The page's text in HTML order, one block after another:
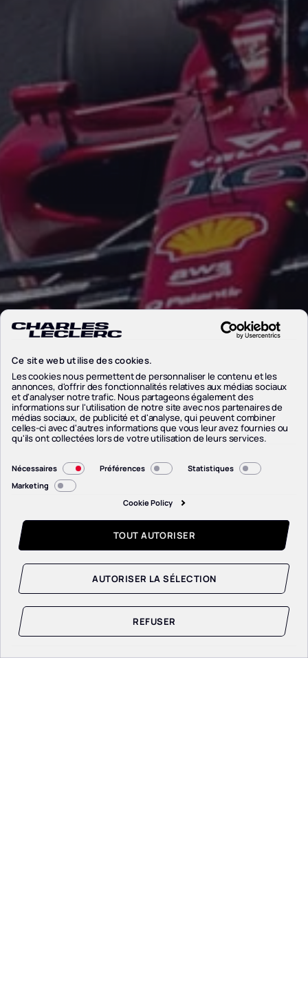
Ce site web utilise des cookies.
Les cookies nous permettent de personnaliser le contenu et les
annonces, d'offrir des fonctionnalités relatives aux médias sociaux
et d'analyser notre trafic. Nous partageons également des
informations sur l'utilisation de notre site avec nos partenaires de
médias sociaux, de publicité et d'analyse, qui peuvent combiner
celles-ci avec d'autres informations que vous leur avez fournies ou
qu'ils ont collectées lors de votre utilisation de leurs services.
Sélection
du
Nécessaires Préférences
Statistiques
Marketing
Cookie Policy
TOUT AUTORISER
AUTORISER LA SÉLECTION
REFUSER